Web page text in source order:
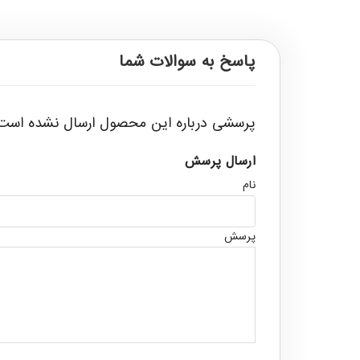
پاسخ به سوالات شما
پرسشی درباره این محصول ارسال نشده
ارسال پرسش
نام
پرسش